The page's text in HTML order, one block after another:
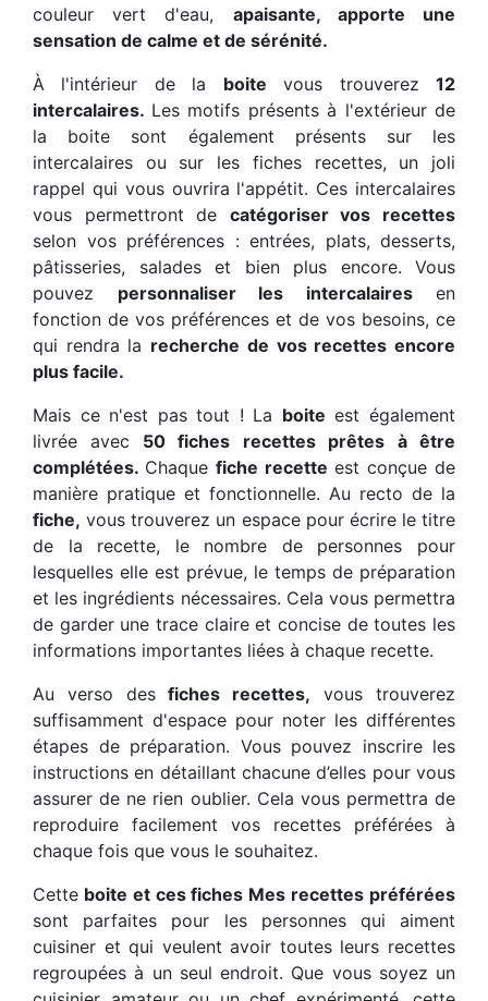
couleur vert d'eau, apaisante, apporte une
sensation de calme et de sérénité.
À l'intérieur de la boite vous trouverez12
intercalaires. Les motifs présents à l'extérieur de
la boite sont également présents sur les
intercalaires ou sur les fiches recettes, un joli
rappel qui vous ouvrira l'appétit. Ces intercalaires
vous permettront de catégoriser vos recettes
selon vos préférences : entrées, plats, desserts,
pâtisseries, salades et bien plus encore. Vous
pouvez personnaliser les intercalairesen
fonction de vos préférences et de vos besoins, ce
qui rendra la recherche de vos recettes encore
plus facile.
Mais ce n'est pas tout ! La boite est également
livrée avec 50 fiches recettes prêtes à être
complétées. Chaque fiche recette est conçue de
manière pratique et fonctionnelle. Au recto de la
fiche, vous trouverez un espace pour écrire le titre
de la recette, le nombre de personnes pour
lesquelles elle est prévue, le temps de préparation
et les ingrédients nécessaires. Cela vous permettra
de garder une trace claire et concise de toutes les
informations importantes liées à chaque recette.
Au verso des fiches recettes, vous trouverez
suffisamment d'espace pour noter les différentes
étapes de préparation. Vous pouvez inscrire les
instructions en détaillant chacune d’elles pour vous
assurer de ne rien oublier. Cela vous permettra de
reproduire facilement vos recettes préférées à
chaque fois que vous le souhaitez.
Cette boite et ces fiches Mes recettes préférées
sont parfaites pour les personnes qui aiment
cuisiner et qui veulent avoir toutes leurs recettes
regroupées à un seul endroit. Que vous soyez un